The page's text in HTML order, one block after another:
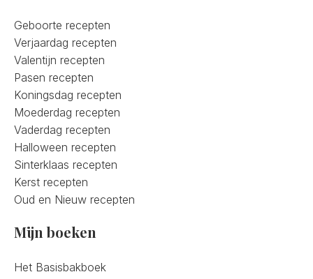
Geboorte recepten
Verjaardag recepten
Valentijn recepten
Pasen recepten
Koningsdag recepten
Moederdag recepten
Vaderdag recepten
Halloween recepten
Sinterklaas recepten
Kerst recepten
Oud en Nieuw recepten
Mijn boeken
Het Basisbakboek